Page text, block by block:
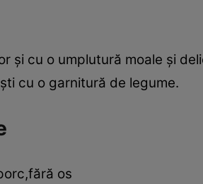
şi cu o umplutură moale şi
cu o garnitură de legume.
os